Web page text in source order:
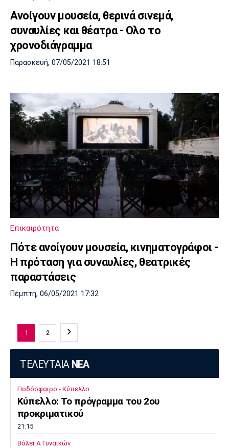
Ανοίγουν μουσεία, θερινά σινεμά,
συναυλίες και θέατρα - Ολο το
χρονοδιάγραμμα
Παρασκευή, 07/05/2021 18:51
Επικαιρότητα
Πότε ανοίγουν μουσεία, κινηματογράφοι -
Η πρόταση για συναυλίες, θεατρικές
παραστάσεις
Πέμπτη, 06/05/2021 17:32
1 2
ΤΕΛΕΥΤΑΙΑ ΝΕΑ
Ποδόσφαιρο - Κύπελλο
Κύπελλο: Το πρόγραμμα του 2ου
προκριματικού
21:15
Βόλεϊ Α Γυναικών